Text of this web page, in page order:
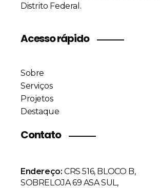
Distrito Federal.
Acesso rápido
Sobre
Serviços
Projetos
Destaque
Contato
Endereço: CRS 516, BLOCO B,
SOBRELOJA 69 ASA SUL,